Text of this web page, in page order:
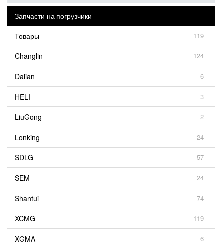
Запчасти на погрузчики
Товары
119
Changlin 124
Dalian 6
HELI 3
LiuGong 2
Lonking 24
SDLG 57
SEM 24
Shantui 74
XCMG 119
XGMA 6